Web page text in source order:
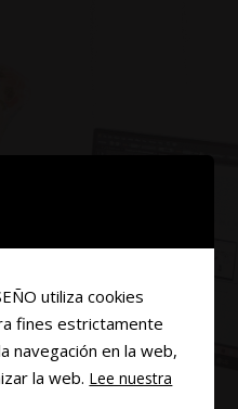
utiliza cookies
fines estrictamente
navegación en la web,
la web. Lee nuestra